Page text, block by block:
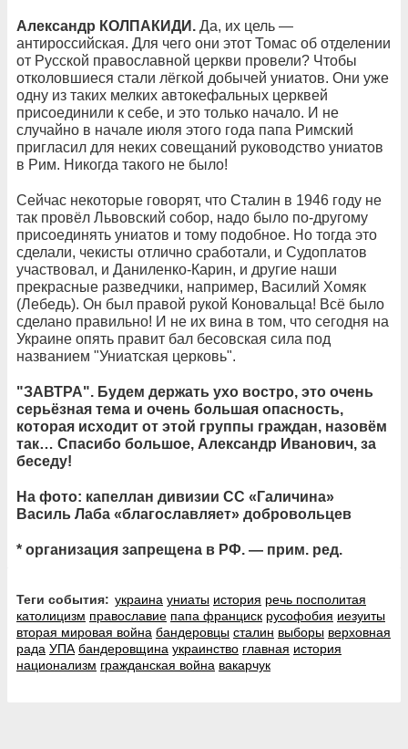
Александр КОЛПАКИДИ. Да, их цель —
антироссийская. Для чего они этот Томас об отделении
от Русской православной церкви провели? Чтобы
отколовшиеся стали лёгкой добычей униатов. Они уже
одну из таких мелких автокефальных церквей
присоединили к себе, и это только начало. И не
случайно в начале июля этого года папа Римский
пригласил для неких совещаний руководство униатов
в Рим. Никогда такого не было!
Сейчас некоторые говорят, что Сталин в 1946 году не
так провёл Львовский собор, надо было по-другому
присоединять униатов и тому подобное. Но тогда это
сделали, чекисты отлично сработали, и Судоплатов
участвовал, и Даниленко-Карин, и другие наши
прекрасные разведчики, например, Василий Хомяк
(Лебедь). Он был правой рукой Коновальца! Всё было
сделано правильно! И не их вина в том, что сегодня на
Украине опять правит бал бесовская сила под
названием "Униатская церковь".
"ЗАВТРА". Будем держать ухо востро, это очень
серьёзная тема и очень большая опасность,
которая исходит от этой группы граждан, назовём
так… Спасибо большое, Александр Иванович, за
беседу!
На фото: капеллан дивизии СС «Галичина»
Василь Лаба «благославляет» добровольцев
* организация запрещена в РФ. — прим. ред.
Теги события: украина униаты история речь посполитая
католицизм православие папа франциск русофобия иезуиты
вторая мировая война бандеровцы сталин выборы верховная
рада УПА бандеровщина украинство главная история
национализм гражданская война вакарчук